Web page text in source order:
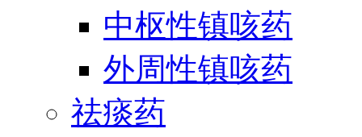
中枢性镇咳药
外周性镇咳药
祛痰药